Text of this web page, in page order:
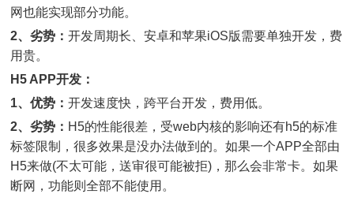
网也能实现部分功能。
2、劣势： 开发周期长、安卓和苹果iOS版需要单独开发，费
用贵。
H5 APP开发：
1、优势： 开发速度快，跨平台开发，费用低。
2、劣势： H5的性能很差，受web内核的影响还有h5的标准
标签限制，很多效果是没办法做到的。如果一个APP全部由
H5来做(不太可能，送审很可能被拒)，那么会非常卡。如果
断网，功能则全部不能使用。